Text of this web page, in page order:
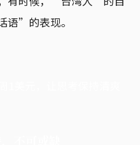
语”的表现。